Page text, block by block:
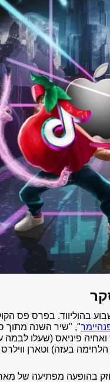
בפרס פס
", "שיר השנה מתוך
ואחיה פיניאס (שעלו לבמה
בעזה) וטארן ווילרס
בהופעה מפתיעה של